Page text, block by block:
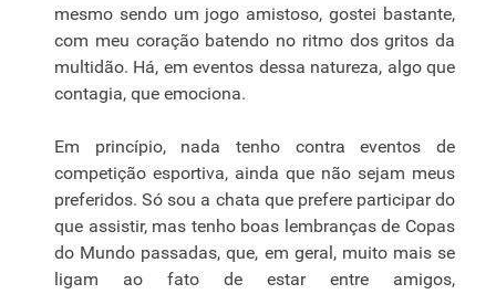
mesmo sendo um jogo amistoso, gostei bastante,
com meu coração batendo no ritmo dos gritos da
multidão. Há, em eventos dessa natureza, algo que
contagia, que emociona.
Em princípio, nada tenho contra eventos de
competição esportiva, ainda que não sejam meus
preferidos. Só sou a chata que prefere participar do
que assistir, mas tenho boas lembranças de Copas
do Mundo passadas, que, em geral, muito mais se
ligam ao fato de estar entre amigos,